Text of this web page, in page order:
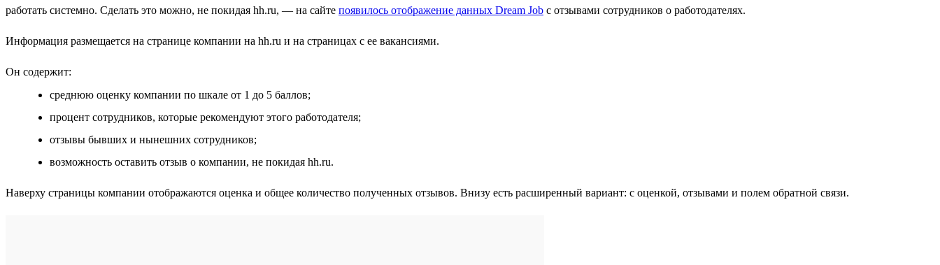
работать системно. Сделать это можно, не покидая hh.ru, — на сайте появилось отображение данных Dream Job с отзывами сотрудников о работодателях.
Информация размещается на странице компании на hh.ru и на страницах с ее вакансиями.
Он содержит:
среднюю оценку компании по шкале от 1 до 5 баллов;
процент сотрудников, которые рекомендуют этого работодателя;
отзывы бывших и нынешних сотрудников;
возможность оставить отзыв о компании, не покидая hh.ru.
Наверху страницы компании отображаются оценка и общее количество полученных отзывов. Внизу есть расширенный вариант: с оценкой, отзывами и полем обратной связи.